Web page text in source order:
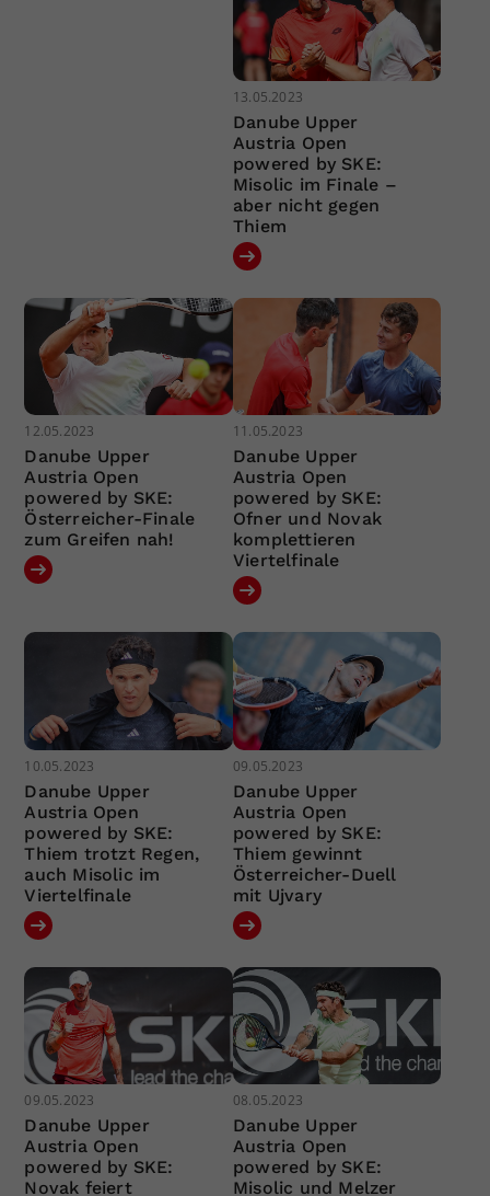
13.05.2023
Danube Upper
Austria Open
powered by SKE:
Misolic im Finale –
aber nicht gegen
Thiem
12.05.2023
Danube Upper
Austria Open
powered by SKE:
Österreicher-Finale
zum Greifen nah!
11.05.2023
Danube Upper
Austria Open
powered by SKE:
Ofner und Novak
komplettieren
Viertelfinale
10.05.2023
Danube Upper
Austria Open
powered by SKE:
Thiem trotzt Regen,
auch Misolic im
Viertelfinale
09.05.2023
Danube Upper
Austria Open
powered by SKE:
Thiem gewinnt
Österreicher-Duell
mit Ujvary
09.05.2023
Danube Upper
Austria Open
powered by SKE:
Novak feiert
08.05.2023
Danube Upper
Austria Open
powered by SKE:
Misolic und Melzer